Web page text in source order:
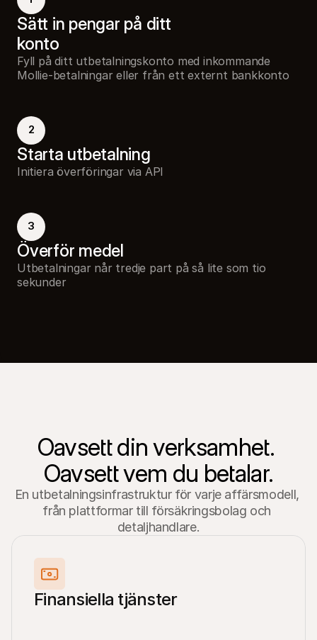
Sätt in pengar på ditt
konto
Fyll på ditt utbetalningskonto med inkommande
Mollie-betalningar eller från ett externt bankkonto
2
Starta utbetalning
Initiera överföringar via API
3
Överför medel
Utbetalningar når tredje part på så lite som tio
sekunder
Oavsett din verksamhet.
Oavsett vem du betalar.
En utbetalningsinfrastruktur för varje affärsmodell,
från plattformar till försäkringsbolag och
detaljhandlare.
Finansiella tjänster